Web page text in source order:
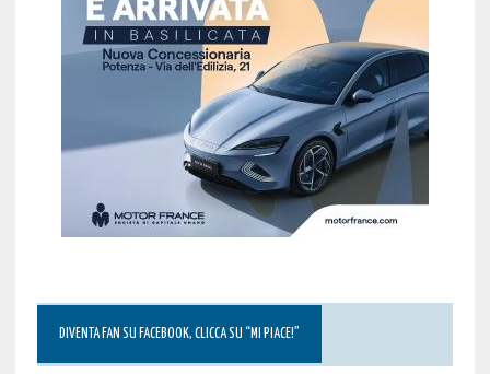
DIVENTA FAN SU FACEBOOK, CLICCA SU “MI PIACE!”